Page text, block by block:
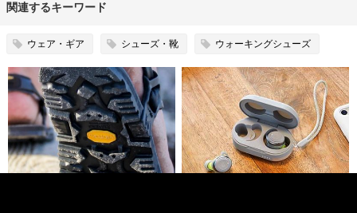
関連するキーワード
ウェア・ギア シューズ・靴 ウォーキングシューズ